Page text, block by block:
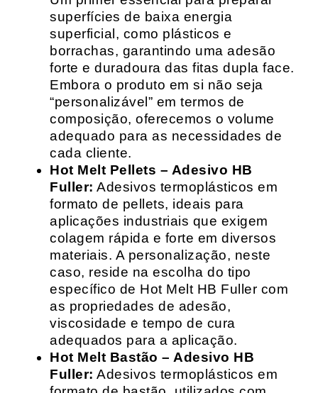
superfícies de baixa energia
superficial, como plásticos e
borrachas, garantindo uma adesão
forte e duradoura das fitas dupla face.
Embora o produto em si não seja
“personalizável” em termos de
composição, oferecemos o volume
adequado para as necessidades de
cada cliente.
Hot Melt Pellets – Adesivo HB
Fuller: Adesivos termoplásticos em
formato de pellets, ideais para
aplicações industriais que exigem
colagem rápida e forte em diversos
materiais. A personalização, neste
caso, reside na escolha do tipo
específico de Hot Melt HB Fuller com
as propriedades de adesão,
viscosidade e tempo de cura
adequados para a aplicação.
Hot Melt Bastão – Adesivo HB
Fuller: Adesivos termoplásticos em